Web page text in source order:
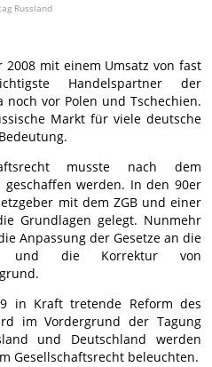
Russland
2008 mit einem Umsatz von fast
Handelspartner der
vor Polen und Tschechien.
Markt für viele deutsche
musste nach dem
geschaffen werden. In den 90er
mit dem ZGB und einer
Grundlagen gelegt. Nunmehr
Anpassung der Gesetze an die
und die Korrektur von
in Kraft tretende Reform des
im Vordergrund der Tagung
und Deutschland werden
Gesellschaftsrecht beleuchten.